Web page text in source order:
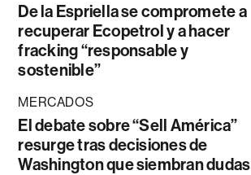
De la Espriella se compromete a
recuperar Ecopetrol y a hacer
fracking “responsable y
sostenible”
MERCADOS
El debate sobre “Sell América”
resurge tras decisiones de
Washington que siembran dudas